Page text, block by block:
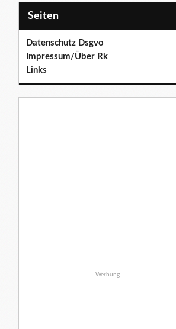
Seiten
Datenschutz Dsgvo
Impressum/Über Rk
Links
Werbung